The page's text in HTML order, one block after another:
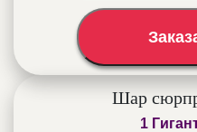
Шар
1